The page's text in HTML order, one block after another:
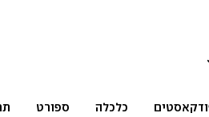
כלכלה ספורט